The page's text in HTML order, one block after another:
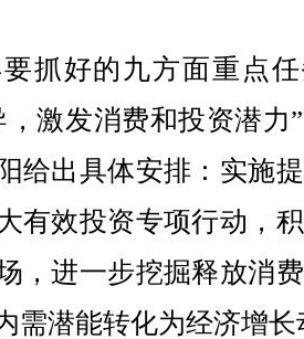
好的九方面重点任
，激发消费和投资潜力
给出具体安排：实施
有效投资专项行动，
，进一步挖掘释放消
需潜能转化为经济增长